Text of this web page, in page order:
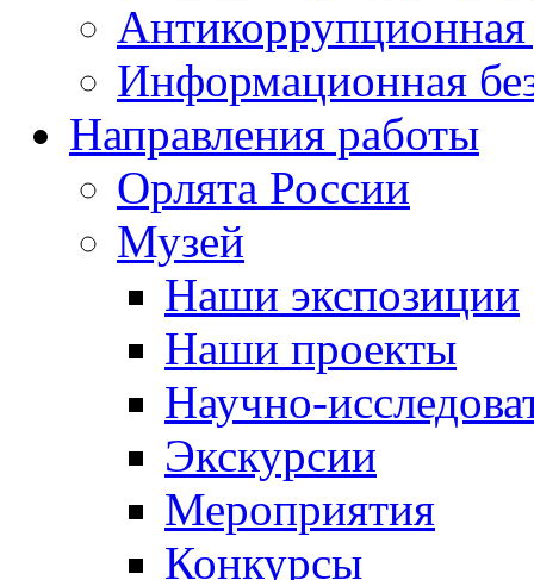
Антикоррупционная
Информационная
Направления работы
Орлята России
Музей
Наши экспозиции
Наши проекты
Научно-
Экскурсии
Мероприятия
Конкурсы